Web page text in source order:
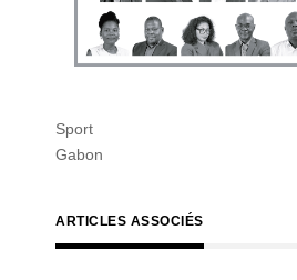
Sport
Gabon
ARTICLES ASSOCIÉS